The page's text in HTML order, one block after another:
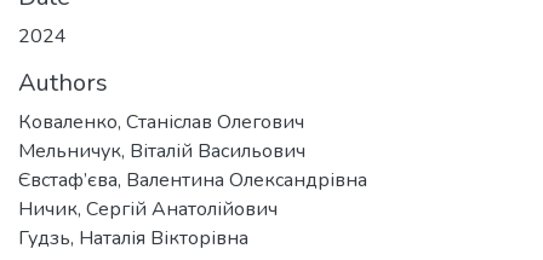
2024
Authors
Коваленко, Станіслав Олегович
Мельничук, Віталій Васильович
Євстаф’єва, Валентина Олександрівна
Ничик, Сергій Анатолійович
Гудзь, Наталія Вікторівна